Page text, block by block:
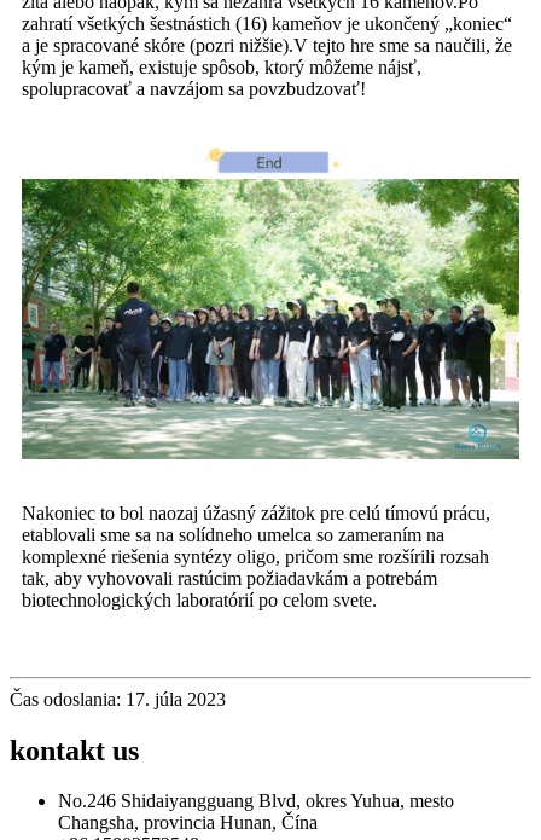
zahratí všetkých šestnástich (16) kameňov je ukončený „koniec“
a je spracované skóre (pozri nižšie).V tejto hre sme sa naučili, že
kým je kameň, existuje spôsob, ktorý môžeme nájsť,
spolupracovať a navzájom sa povzbudzovať!
Nakoniec to bol naozaj úžasný zážitok pre celú tímovú prácu,
etablovali sme sa na solídneho umelca so zameraním na
komplexné riešenia syntézy oligo, pričom sme rozšírili rozsah
tak, aby vyhovovali rastúcim požiadavkám a potrebám
biotechnologických laboratórií po celom svete.
Čas odoslania: 17. júla 2023
kontakt us
No.246 Shidaiyangguang Blvd, okres Yuhua, mesto
Changsha, provincia Hunan, Čína